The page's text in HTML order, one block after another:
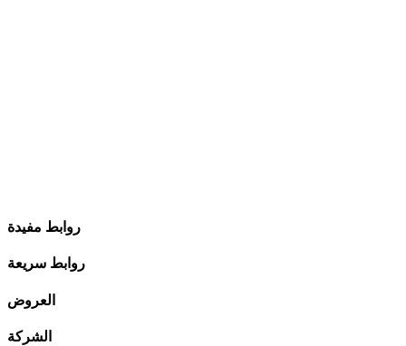
روابط مفيدة
روابط سريعة
العروض
الشركة